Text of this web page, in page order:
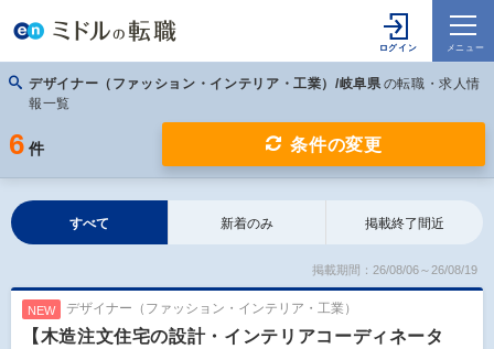
デザイナー（ファッション・インテリア・工業）/岐阜県 の転職・求人情
報一覧
6 件 条件の変更
すべて 新着のみ 掲載終了間近
掲載期間：26/08/06～26/08/19
NEW デザイナー（ファッション・インテリア・工業）
【木造注文住宅の設計・インテリアコーディネータ